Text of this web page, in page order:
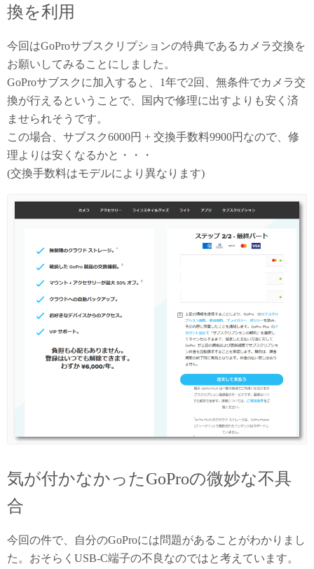
換を利用
今回はGoProサブスクリプションの特典であるカメラ交換を
お願いしてみることにしました。
GoProサブスクに加入すると、1年で2回、無条件でカメラ交
換が行えるということで、国内で修理に出すよりも安く済
ませられそうです。
この場合、サブスク6000円 + 交換手数料9900円なので、修
理よりは安くなるかと・・・
(交換手数料はモデルにより異なります)
気が付かなかったGoProの微妙な不具
合
今回の件で、自分のGoProには問題があることがわかりまし
た。おそらくUSB-C端子の不良なのではと考えています。